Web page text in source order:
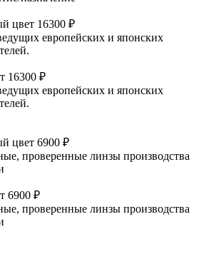
цвет 16300 ₽
европейских и японских
16300 ₽
европейских и японских
цвет 6900 ₽
проверенные линзы производства
6900 ₽
проверенные линзы производства